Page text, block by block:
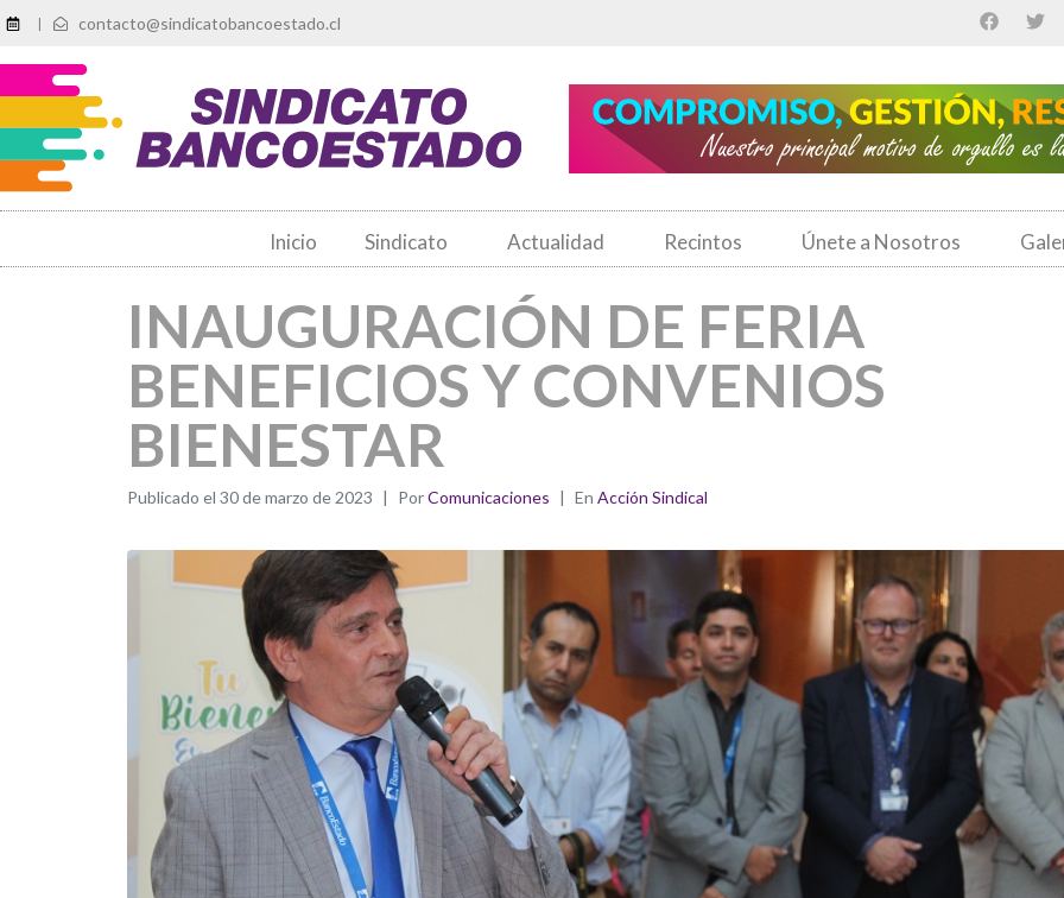
| contacto@sindicatobancoestado.cl
Inicio Sindicato Actualidad Recintos Únete a Nosotros
INAUGURACIÓN DE FERIA
BENEFICIOS Y CONVENIOS
BIENESTAR
Publicado el 30 de marzo de 2023 PorComunicaciones En Acción Sindical